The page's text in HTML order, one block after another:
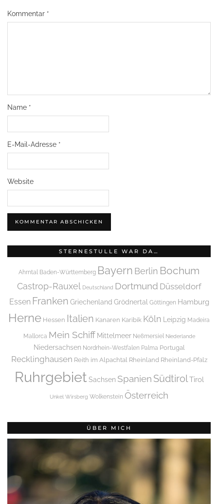
Kommentar *
Name *
E-Mail-Adresse *
Website
STERNESTULLE WAR DA…
Ahrntal Baden-Württemberg Bayern Berlin Bochum
Castrop-Rauxel Deutschland Dortmund Düsseldorf
Essen Franken Griechenland Grödnertal Göttingen Hamburg
Herne Hessen Italien Kanaren Karibik Köln Leipzig Madeira
Mallorca Mein Schiff Mittelmeer Neßmersiel Niederlande
Niedersachsen Nordrhein-Westfalen Palma Portugal
Recklinghausen Reith im Alpachtal Rheinland Rheinland-Pfalz
Ruhrgebiet Sachsen Spanien SüdtirolTirol
Unkel Wirsberg Wolkenstein Österreich
ÜBER MICH